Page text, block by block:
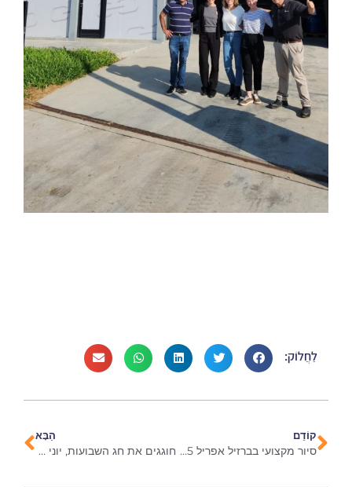
לַחֲלוֹק:
קוֹדֵם
סיור מקצועי בברזיל אפריל 2025
הַבָּא
חוגגים את חג השבועות, יוני 2025